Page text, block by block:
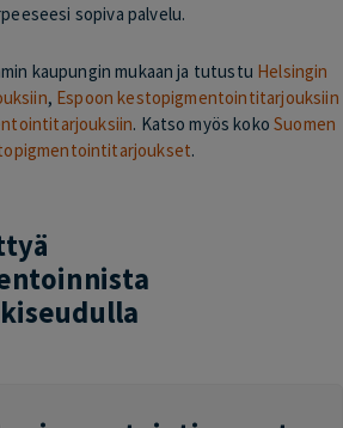
sopiva palvelu.
kaupungin mukaan ja tutustu Helsingin
, Espoon kestopigmentointitarjouksiin
. Katso myös kokoSuomen
.